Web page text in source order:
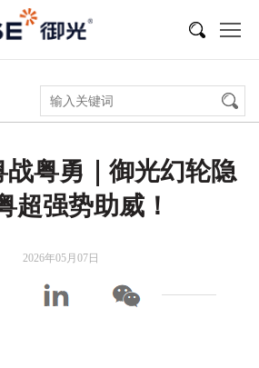
动
战粤勇｜御光幻轮隐
超强势助威！
2026年05月07日